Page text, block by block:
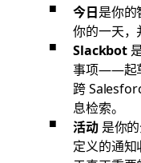
今日是你
你的一天，
Slackbot
事项——起
跨
息检索。
活动是你的
定义的通